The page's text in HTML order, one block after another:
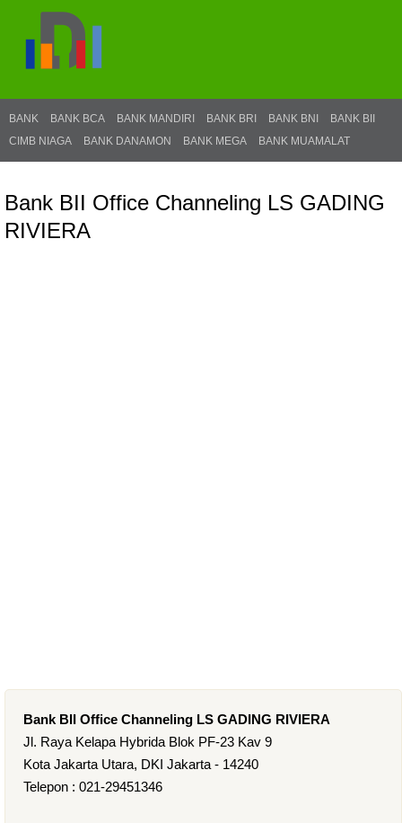
BANK BANK BCA BANK MANDIRI BANK BRI BANK BNI
BANK BII
CIMB NIAGA
BANK DANAMON BANK MEGA BANK MUAMALAT
Bank BII Office Channeling LS GADING
RIVIERA
Bank BII Office Channeling LS GADING RIVIERA
Jl. Raya Kelapa Hybrida Blok PF-23 Kav 9
Kota Jakarta Utara, DKI Jakarta - 14240
Telepon : 021-29451346